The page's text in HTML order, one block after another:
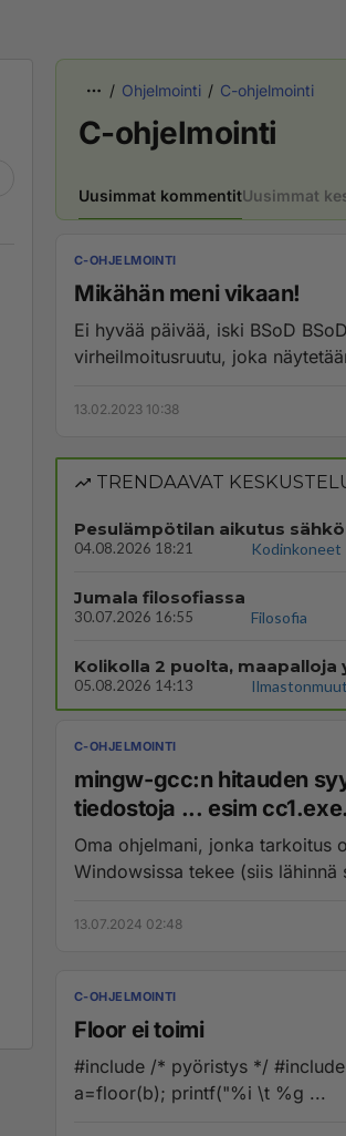
Ohjelmointi C-ohjelmointi
C-ohjelmointi
Uusimmat kommentitUusimmat
C-OHJELMOINTI
Mikähän meni vikaan!
Ei hyvää päivää, iski BSoD BSoD on Microsoft Windows -käyttöjärjestelmän
virheilmoitusruutu, joka
13.02.2023 10:38
TRENDAAVAT
Pesulämpötilan aikutus
04.08.2026 18:21 Kodinkoneet
Jumala filosofiassa
30.07.2026 16:55 Filosofia
Kolikolla 2 puolta, maapalloja
05.08.2026 14:13
C-OHJELMOINTI
mingw-gcc:n hitauden
tiedostoja ... esim
Oma ohjelmani, jonka tarkoitus
Windowsissa tekee (siis lähinnä
13.07.2024 02:48
C-OHJELMOINTI
Floor ei toimi
#include /* pyöristys */ #include int a=0; float b=3.7; int main(void) {
a=floor(b); printf("%i \t %g ...